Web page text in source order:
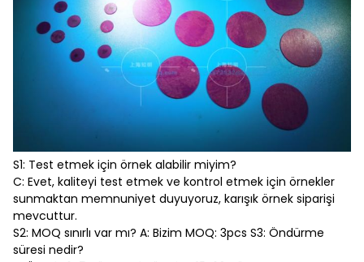
S1: Test etmek için örnek alabilir miyim?
C: Evet, kaliteyi test etmek ve kontrol etmek için örnekler
sunmaktan memnuniyet duyuyoruz, karışık örnek siparişi
mevcuttur.
S2: MOQ sınırlı var mı? A: Bizim MOQ: 3pcs S3: Öndürme
süresi nedir?